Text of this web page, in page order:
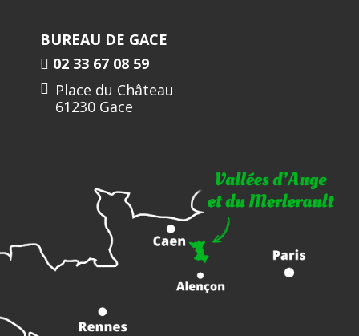
BUREAU DE GACE
02 33 67 08 59
Place du Château
61230 Gace